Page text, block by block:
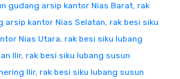
gudang arsip kantor Nias Barat, rak
arsip kantor Nias Selatan, rak besi siku
Nias Utara, rak besi siku lubang
Ilir, rak besi siku lubang susun
Ilir, rak besi siku lubang susun